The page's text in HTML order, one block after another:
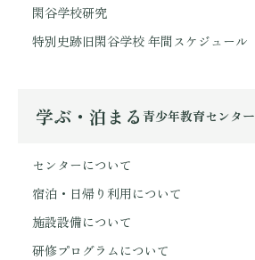
閑谷学校研究
特別史跡旧閑谷学校 年間スケジュール
学ぶ・泊まる 青少年教育センター
センターについて
宿泊・日帰り利用について
施設設備について
研修プログラムについて